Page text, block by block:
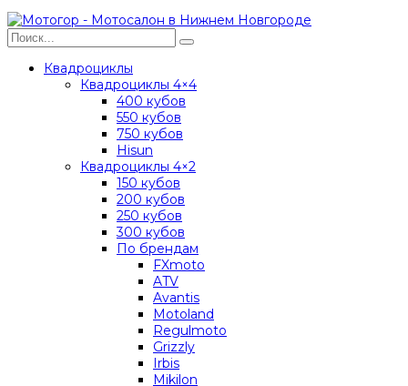
Квадроциклы
Квадроциклы 4×4
400 кубов
550 кубов
750 кубов
Hisun
Квадроциклы 4×2
150 кубов
200 кубов
250 кубов
300 кубов
По брендам
FXmoto
ATV
Avantis
Motoland
Regulmoto
Grizzly
Irbis
Mikilon